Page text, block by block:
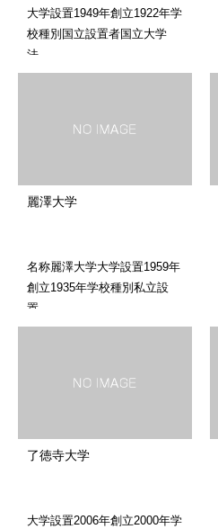
大学設置1949年創立1922年学
校種別国立設置者国立大学
法…
麗澤大学
名称麗澤大学大学設置1959年
創立1935年学校種別私立設
置…
了徳寺大学
大学設置2006年創立2000年学